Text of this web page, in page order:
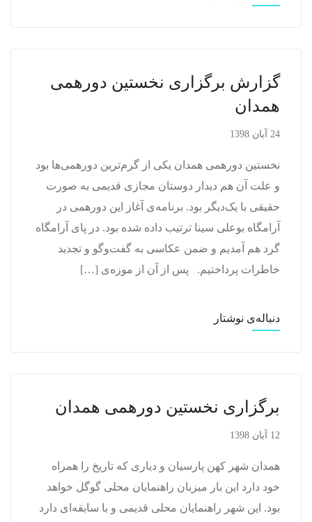
گزارش برگزاری نخستین دورهمی
همدان
24 آبان 1398
نخستین دورهمی همدان یکی از گرم‌ترین دورهمی‌ها بود
و علت آن هم دیدار دوستان مجازی قدیمی به صورت
حقیقی با یک‌دیگر بود. برنامه‌ی آغاز این دورهمی در
آرامگاه بوعلی سینا ترتیب داده شده بود. در پای آرامگاه
گرد هم آمدیم و ضمن عکاسی به گفت‌وگو و تجدید
خاطرات پرداختیم. پس از آن از موزه‌ی […]
دنباله‌ی نوشتار
برگزاری نخستین دورهمی همدان
12 آبان 1398
همدان شهر کهن پارسیان و دیاری که تاریخ را همراه
خود دارد این بار میزبان راهنمایان محلی گوگل خواهد
بود. این شهر راهنمایان محلی قدیمی و با سابقه‌ای دارد